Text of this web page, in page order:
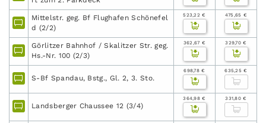
Mittelstr. geg. Bf Flughafen Schönefel
d (2/2)
523,22 € 475,65 €
Görlitzer Bahnhof / Skalitzer Str. geg.
Hs.-Nr. 100 (2/3)
362,67 € 329,70 €
S-Bf Spandau, Bstg., Gl. 2, 3. Sto.
698,78 € 635,25 €
Landsberger Chaussee 12 (3/4)
364,98 € 331,80 €